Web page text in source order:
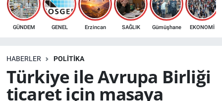
GÜNDEM GENEL Erzincan SAĞLIK Gümüşhane EKONOMİ
HABERLER POLITIKA
Türkiye ile Avrupa Birliği
ticaret için masaya
SAĞLIK
EKONOMİ
Bilim, teknoloji